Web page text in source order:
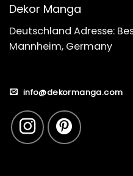
Dekor Manga
Deutschland Adresse:
Mannheim, Germany
info@dekormanga.com